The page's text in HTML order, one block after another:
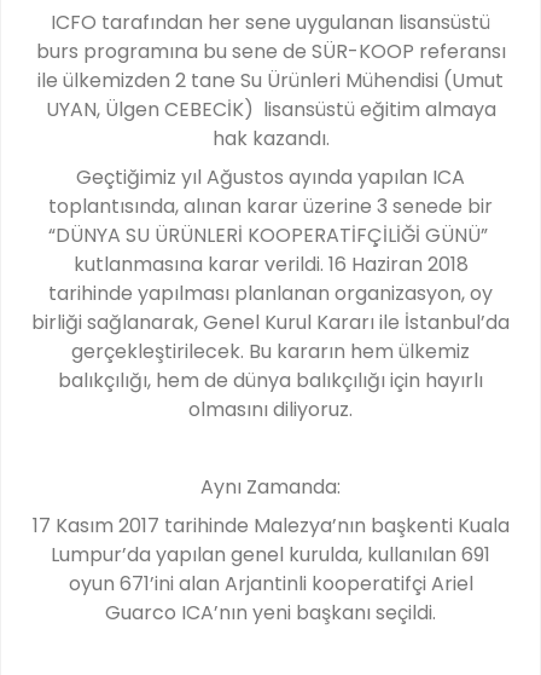
ICFO tarafından her sene uygulanan lisansüstü
burs programına bu sene de SÜR-KOOP referansı
ile ülkemizden 2 tane Su Ürünleri Mühendisi (Umut
UYAN, Ülgen CEBECİK) lisansüstü eğitim almaya
hak kazandı.
Geçtiğimiz yıl Ağustos ayında yapılan ICA
toplantısında, alınan karar üzerine 3 senede bir
“DÜNYA SU ÜRÜNLERİ KOOPERATİFÇİLİĞİ GÜNÜ”
kutlanmasına karar verildi. 16 Haziran 2018
tarihinde yapılması planlanan organizasyon, oy
birliği sağlanarak, Genel Kurul Kararı ile İstanbul’da
gerçekleştirilecek. Bu kararın hem ülkemiz
balıkçılığı, hem de dünya balıkçılığı için hayırlı
olmasını diliyoruz.
Aynı Zamanda:
17 Kasım 2017 tarihinde Malezya’nın başkenti Kuala
Lumpur’da yapılan genel kurulda, kullanılan 691
oyun 671’ini alan Arjantinli kooperatifçi Ariel
Guarco ICA’nın yeni başkanı seçildi.